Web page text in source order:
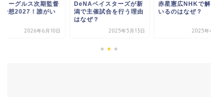
イーグルス次期監督
予想2027！誰がい
2026年6月10日
DeNAベイスターズが新
潟で主催試合を行う理由
はなぜ？
2025年5月13日
赤星憲広NHKで解説
いるのはなぜ？
2025年4